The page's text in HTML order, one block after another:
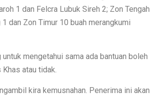
1 dan Felcra Lubuk Sireh 2; Zon Tengah
dan Zon Timur 10 buah merangkumi
mengetahui sama ada bantuan boleh
atau tidak.
kira kemusnahan. Penerima ini akan